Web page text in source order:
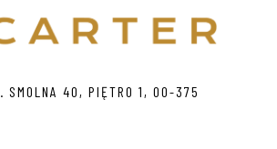
SMOLNA 40, PIĘTRO 1, 00-375